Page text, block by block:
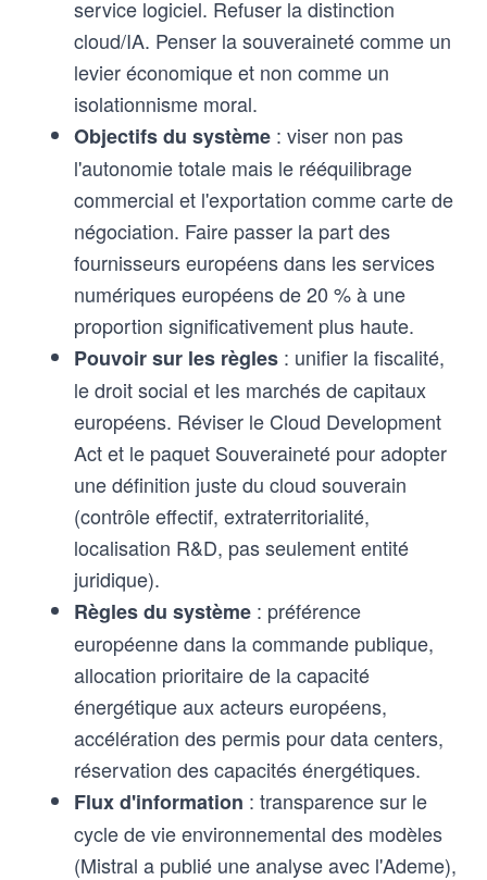
service logiciel. Refuser la distinction
cloud/IA. Penser la souveraineté comme un
levier économique et non comme un
isolationnisme moral.
Objectifs du système : viser non pas
l'autonomie totale mais le rééquilibrage
commercial et l'exportation comme carte de
négociation. Faire passer la part des
fournisseurs européens dans les services
numériques européens de 20 % à une
proportion significativement plus haute.
Pouvoir sur les règles : unifier la fiscalité,
le droit social et les marchés de capitaux
européens. Réviser le Cloud Development
Act et le paquet Souveraineté pour adopter
une définition juste du cloud souverain
(contrôle effectif, extraterritorialité,
localisation R&D, pas seulement entité
juridique).
Règles du système : préférence
européenne dans la commande publique,
allocation prioritaire de la capacité
énergétique aux acteurs européens,
accélération des permis pour data centers,
réservation des capacités énergétiques.
Flux d'information : transparence sur le
cycle de vie environnemental des modèles
(Mistral a publié une analyse avec l'Ademe),